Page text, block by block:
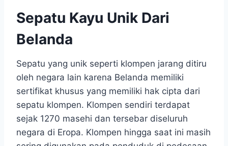
Sepatu Kayu Unik Dari
Belanda
Sepatu yang unik seperti klompen jarang ditiru
oleh negara lain karena Belanda memiliki
sertifikat khusus yang memiliki hak cipta dari
sepatu klompen. Klompen sendiri terdapat
sejak 1270 masehi dan tersebar diseluruh
negara di Eropa. Klompen hingga saat ini masih